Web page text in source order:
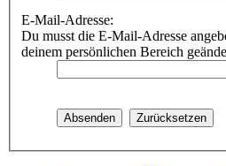
E-Mail-Adresse:
Du musst die E-Mail-Adresse
deinem persönlichen Bereich